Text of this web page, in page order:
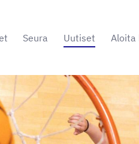
Seura Uutiset Aloita